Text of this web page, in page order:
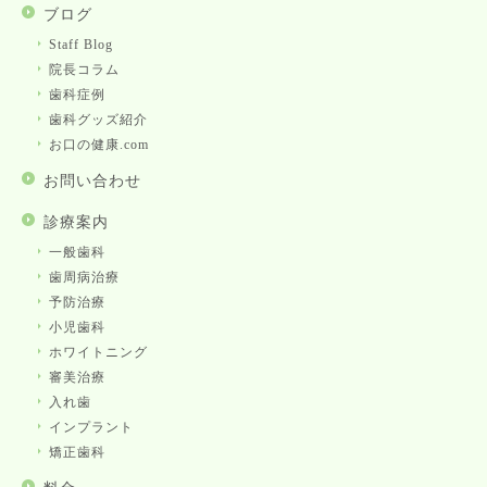
ブログ
Staff Blog
院長コラム
歯科症例
歯科グッズ紹介
お口の健康.com
お問い合わせ
診療案内
一般歯科
歯周病治療
予防治療
小児歯科
ホワイトニング
審美治療
入れ歯
インプラント
矯正歯科